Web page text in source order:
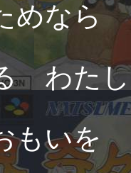
めなら
わたし
もいを